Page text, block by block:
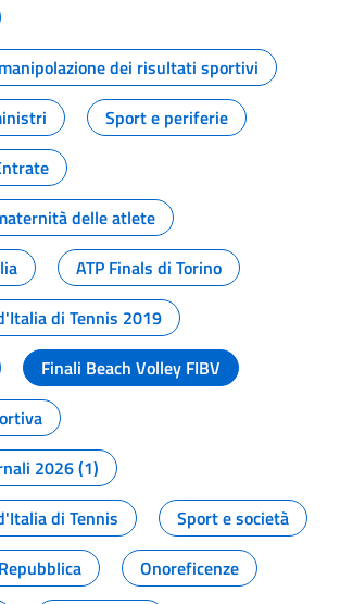
dei risultati sportivi
Sport e periferie
delle atlete
ATP Finals di Torino
di Tennis 2019
Finali Beach Volley FIBV
2026 (1)
di Tennis
Sport e società
Onoreficenze